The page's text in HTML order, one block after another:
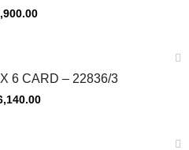
6 CARD – 22836/3